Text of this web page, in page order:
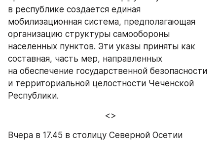
в республике создается единая
мобилизационная система, предполагающая
организацию структуры самообороны
населенных пунктов. Эти указы приняты как
составная, часть мер, направленных
на обеспечение государственной безопасности
и территориальной целостности Чеченской
Республики.
<>
Вчера в 17.45 в столицу Северной Осетии